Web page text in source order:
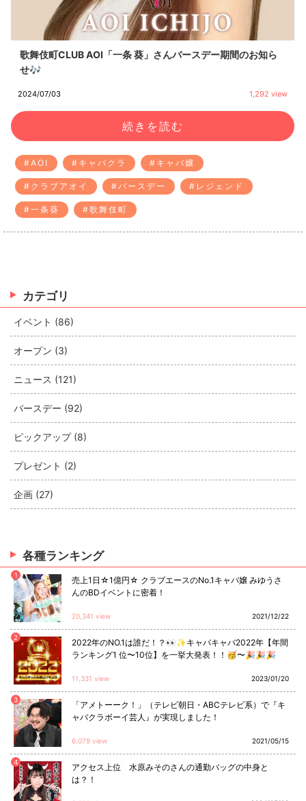
2024/07/03 1,292 view
歌舞伎町CLUB AOI「一条 葵」さんバースデー期間のお知ら
せ🎶
#AOI #キャバクラ #キャバ嬢
#クラブアオイ #バースデー #レジェンド
#一条葵 #歌舞伎町
続きを読む
カテゴリ
イベント (86)
オープン (3)
ニュース (121)
バースデー (92)
ピックアップ (8)
プレゼント (2)
企画 (27)
各種ランキング
1
売上1日☆1億円☆ クラブエースのNo.1キャバ嬢 みゆうさ
んのBDイベントに密着！
20,341 view 2021/12/22
2
2022年のNO.1は誰だ！？👀✨キャバキャバ2022年【年間
ランキング1 位〜10位】を一挙大発表！！🥳〜🎉🎉🎉
11,331 view 2023/01/20
3
「アメトーーク！」（テレビ朝日・ABCテレビ系）で『キ
ャバクラボーイ芸人』が実現しました！
6,079 view 2021/05/15
4
アクセス上位 水原みそのさんの通勤バッグの中身と
は？！